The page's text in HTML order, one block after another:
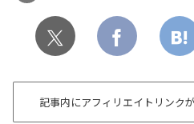
記事内にアフィリエイトリンク